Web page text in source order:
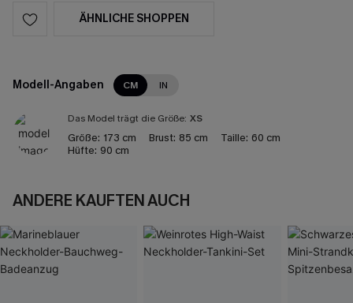
ÄHNLICHE SHOPPEN
Modell-Angaben CM IN
Das Model trägt die Größe: XS
Größe: 173 cm Brust: 85 cm Taille: 60 cm
Hüfte: 90 cm
ANDERE KAUFTEN AUCH